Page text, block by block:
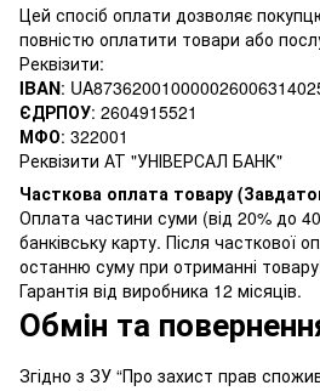
Цей спосіб оплати дозволяє
повністю оплатити товари або
Реквізити:
IBAN:
ЄДРПОУ: 2604915521
МФО: 322001
Реквізити АТ "УНІВЕРСАЛ БАНК"
Часткова оплата товару
Оплата частини суми (від 20% до
банківську карту. Після часткової
останню суму при отриманні
Гарантія від виробника 12 місяців.
Обмін та
Згідно з ЗУ “Про захист прав